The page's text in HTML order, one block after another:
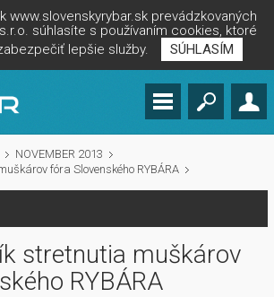
www.slovenskyrybar.sk prevádzkovaných
súhlasíte s používaním cookies, ktoré
lepšie služby.
SÚHLASÍM
NOVEMBER 2013
fóra Slovenského RYBÁRA
stretnutia muškárov
RYBÁRA